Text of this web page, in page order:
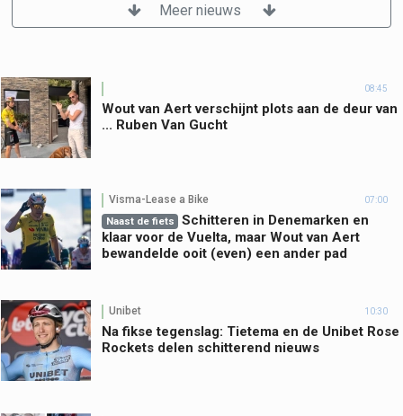
Meer nieuws
08:45
Wout van Aert verschijnt plots aan de deur van
... Ruben Van Gucht
Visma-Lease a Bike 07:00
Naast de fiets
Schitteren in Denemarken en
klaar voor de Vuelta, maar Wout van Aert
bewandelde ooit (even) een ander pad
Unibet 10:30
Na fikse tegenslag: Tietema en de Unibet Rose
Rockets delen schitterend nieuws